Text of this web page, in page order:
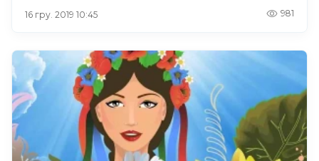
16 гру. 2019 10:45 981